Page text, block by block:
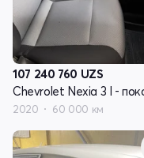
107 240 760 UZS
2020 60 000 км